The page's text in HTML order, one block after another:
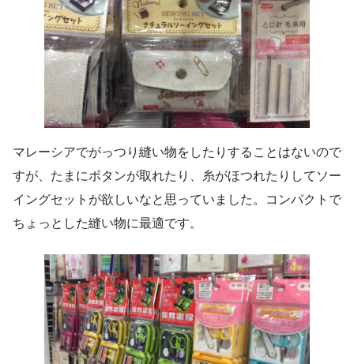
マレーシアでがっつり縫い物をしたりすることはないので
すが、たまにボタンが取れたり、糸がほつれたりしてソー
イングセットが欲しいなと思っていました。コンパクトで
ちょっとした縫い物に最適です。